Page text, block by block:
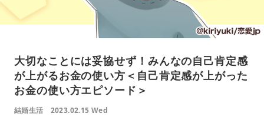
大切なことには妥協せず！みんなの自己肯定感
が上がるお金の使い方＜自己肯定感が上がった
お金の使い方エピソード＞
結婚生活 2023.02.15 Wed